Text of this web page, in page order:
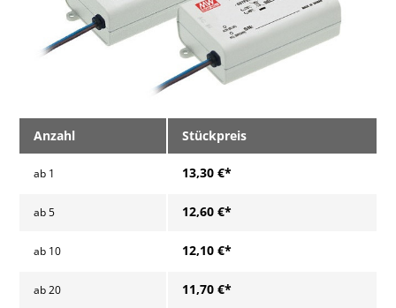
Anzahl Stückpreis
ab 1 13,30 €*
ab5 12,60 €*
ab 10 12,10 €*
ab20 11,70 €*